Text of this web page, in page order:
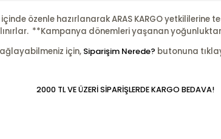
özenle hazırlanarak ARAS KARGO
**Kampanya dönemleri yaşanan
için, Siparişim Nerede? butonuna
2000 TL VE ÜZERİ SİPARİŞLERDE KARGO BEDAVA!